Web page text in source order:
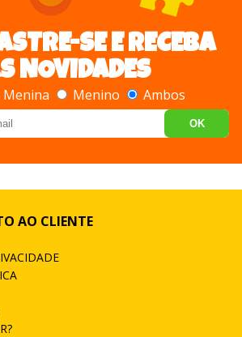
SE E RECEBA
NOVIDADES
Menina Menino Ambos
OK
AO CLIENTE